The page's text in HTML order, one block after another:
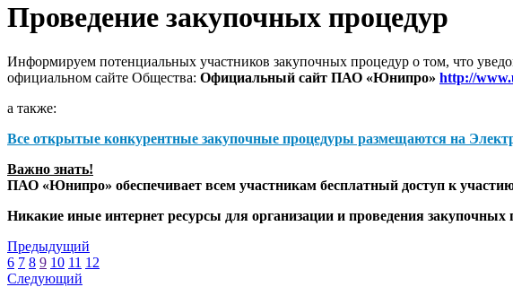
Проведение закупочных процедур
Информируем потенциальных участников закупочных процедур о том, что
официальном сайте Общества: Официальный сайт ПАО «Юнипро» http://
а также:
Все открытые конкурентные закупочные процедуры размещаются на
Важно знать!
ПАО «Юнипро» обеспечивает всем участникам бесплатный доступ к
Никакие иные интернет ресурсы для организации и проведения
Предыдущий
6 7 8 9 10 11 12
Следующий